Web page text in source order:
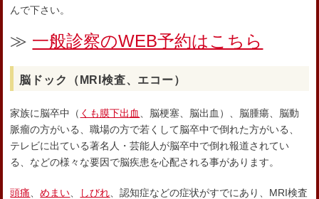
んで下さい。
≫ 一般診察のWEB予約はこちら
脳ドック（MRI検査、エコー）
家族に脳卒中（ くも膜下出血
、脳梗塞、脳出血）、脳腫瘍、脳動
脈瘤の方がいる、職場の方で若くして脳卒中で倒れた方がいる、
テレビに出ている著名人・芸能人が脳卒中で倒れ報道されてい
る、などの様々な要因で脳疾患を心配される事があります。
頭痛 、めまい しびれ 、認知症などの症状がすでにあり、MRI検査